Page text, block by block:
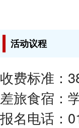
活动议程
收费标准：
差旅食宿：
报名电话：